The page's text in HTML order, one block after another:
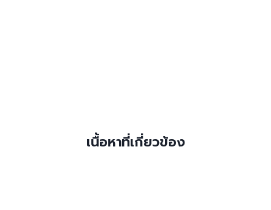
เนื้อหาที่เกี่ยวข้อง